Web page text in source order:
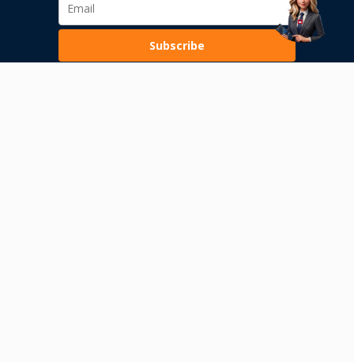
Subscribe